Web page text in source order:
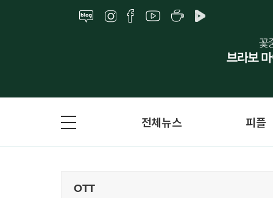
전체뉴스 피플